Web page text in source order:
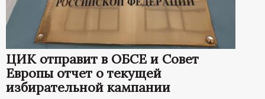
ЦИК отправит в ОБСЕ и Совет
Европы отчет о текущей
избирательной кампании